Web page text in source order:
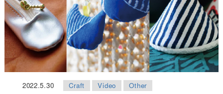
2022.5.30 Craft Video Other